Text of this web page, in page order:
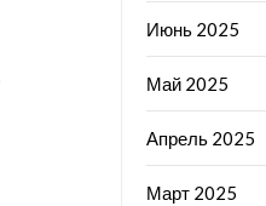
Июнь 2025
Май 2025
Апрель 2025
Март 2025